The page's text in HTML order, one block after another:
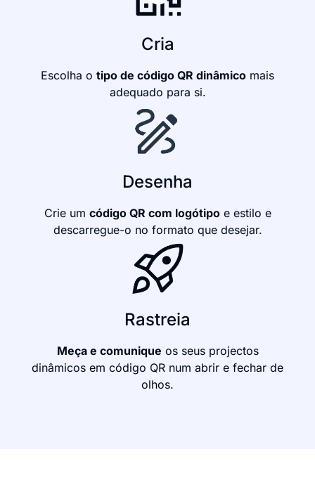
Cria
Escolha o tipo de código QR dinâmico mais
adequado para si.
Desenha
Crie um código QR com logótipoe estilo e
descarregue-o no formato que desejar.
Rastreia
Meça e comunique os seus projectos
dinâmicos em código QR num abrir e fechar de
olhos.